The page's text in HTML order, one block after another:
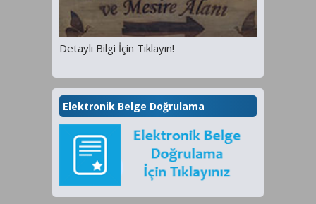
Detaylı Bilgi İçin Tıklayın!
Elektronik Belge Doğrulama